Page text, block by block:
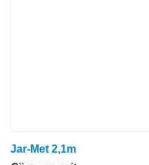
Jar-Met 2,1m